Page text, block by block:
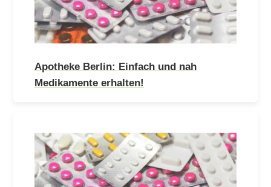
Apotheke Berlin: Einfach und nah
Medikamente erhalten!